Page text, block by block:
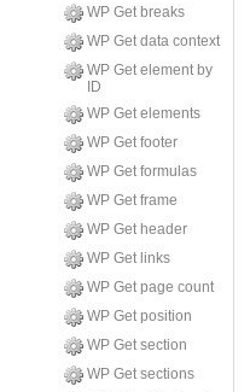
WP Get breaks
WP Get data context
WP Get element by
ID
WP Get elements
WP Get footer
WP Get formulas
WP Get frame
WP Get header
WP Get links
WP Get page count
WP Get position
WP Get section
WP Get sections